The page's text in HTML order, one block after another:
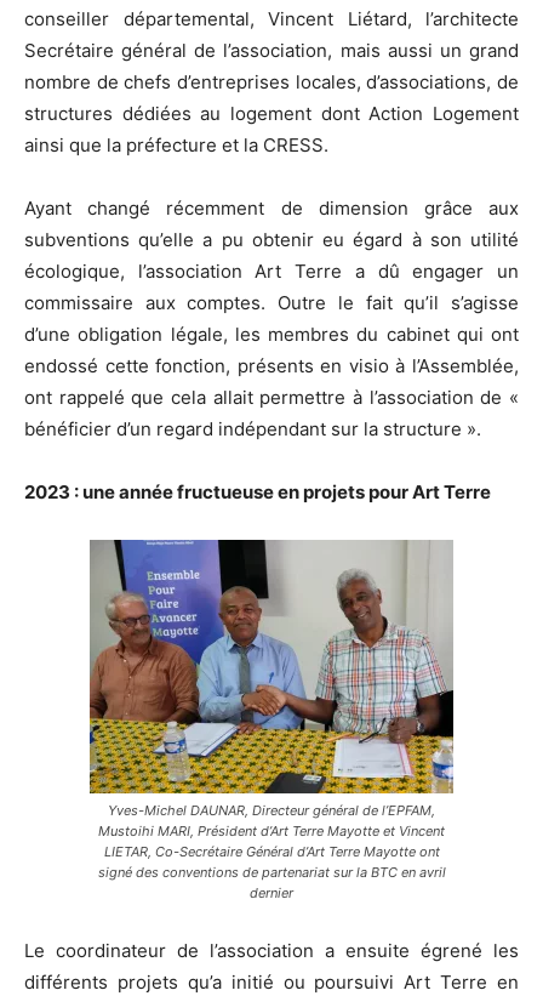
conseiller départemental, Vincent Liétard, l’architecte
Secrétaire général de l’association, mais aussi un grand
nombre de chefs d’entreprises locales, d’associations, de
structures dédiées au logement dont Action Logement
ainsi que la préfecture et la CRESS.
Ayant changé récemment de dimension grâce aux
subventions qu’elle a pu obtenir eu égard à son utilité
écologique, l’association Art Terre a dû engager un
commissaire aux comptes. Outre le fait qu’il s’agisse
d’une obligation légale, les membres du cabinet qui ont
endossé cette fonction, présents en visio à l’Assemblée,
ont rappelé que cela allait permettre à l’association de «
bénéficier d’un regard indépendant sur la structure ».
2023 : une année fructueuse en projets pour Art Terre
Yves-Michel DAUNAR, Directeur général de l’EPFAM,
Mustoihi MARI, Président d’Art Terre Mayotte et Vincent
LIETAR, Co-Secrétaire Général d’Art Terre Mayotte ont
signé des conventions de partenariat sur la BTC en avril
dernier
Le coordinateur de l’association a ensuite égrené les
différents projets qu’a initié ou poursuivi Art Terre en